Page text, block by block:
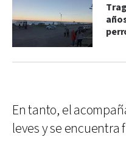
En tanto, el
leves y se encuentra